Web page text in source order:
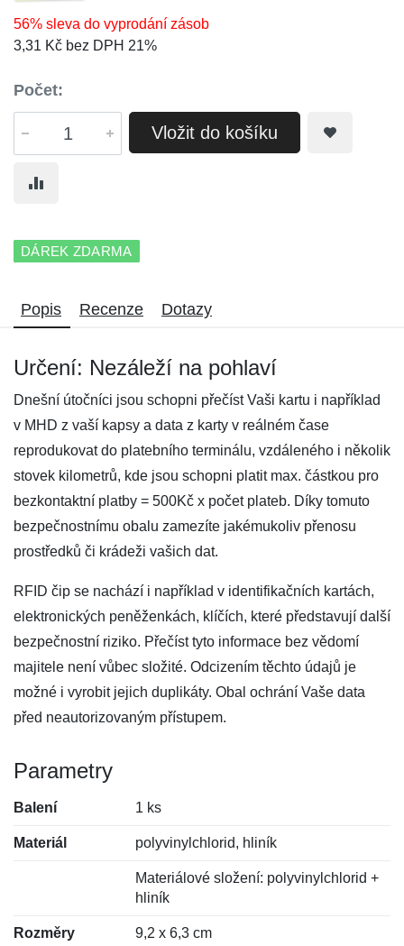
56% sleva do vyprodání zásob
3,31 Kč bez DPH 21%
Počet:
Vložit do košíku
DÁREK ZDARMA
Popis Recenze Dotazy
Určení: Nezáleží na pohlaví
Dnešní útočníci jsou schopni přečíst Vaši kartu i například
v MHD z vaší kapsy a data z karty v reálném čase
reprodukovat do platebního terminálu, vzdáleného i několik
stovek kilometrů, kde jsou schopni platit max. částkou pro
bezkontaktní platby = 500Kč x počet plateb. Díky tomuto
bezpečnostnímu obalu zamezíte jakémukoliv přenosu
prostředků či krádeži vašich dat.
RFID čip se nachází i například v identifikačních kartách,
elektronických peněženkách, klíčích, které představují další
bezpečnostní riziko. Přečíst tyto informace bez vědomí
majitele není vůbec složité. Odcizením těchto údajů je
možné i vyrobit jejich duplikáty. Obal ochrání Vaše data
před neautorizovaným přístupem.
Parametry
Balení 1 ks
Materiál polyvinylchlorid, hliník
Materiálové složení: polyvinylchlorid +
hliník
Rozměry 9,2 x 6,3 cm